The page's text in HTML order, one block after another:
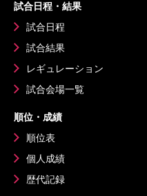
試合日程・結果
試合日程
試合結果
レギュレーション
試合会場一覧
順位・成績
順位表
個人成績
歴代記録